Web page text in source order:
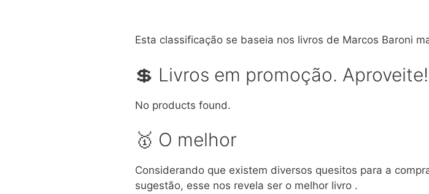
Esta classificação se baseia nos livros de Marcos Baroni
💲 Livros em promoção. Aproveite!
No products found.
🥇 O melhor
Considerando que existem diversos quesitos para a
sugestão, esse nos revela ser o melhor livro .